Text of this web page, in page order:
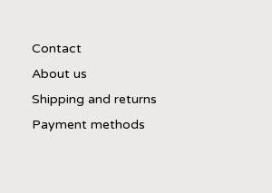
Contact
About us
Shipping and returns
Payment methods